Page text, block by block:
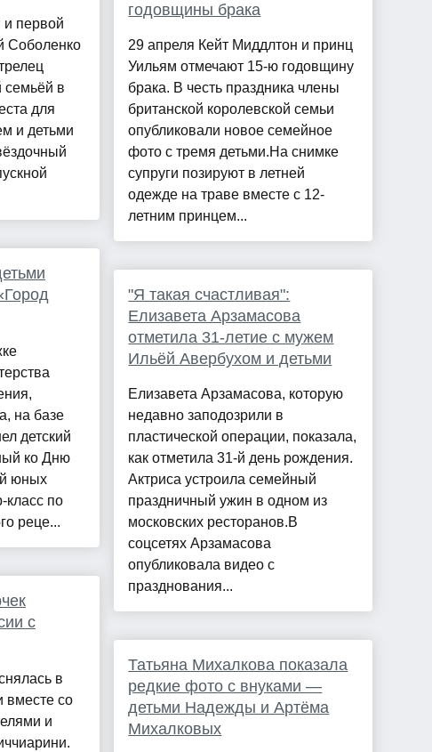
и первой
Соболенко
семьёй в
для
и детьми
на базе
детский
ко Дню
юных
класс по
реце...
с
в
вместе со
и
годовщины брака
29 апреля Кейт Миддлтон и принц
Уильям отмечают 15-ю годовщину
брака. В честь праздника члены
британской королевской семьи
опубликовали новое семейное
фото с тремя детьми.На снимке
супруги позируют в летней
одежде на траве вместе с 12-
летним принцем...
"Я такая счастливая":
Елизавета Арзамасова
отметила 31-летие с мужем
Ильёй Авербухом и детьми
Елизавета Арзамасова, которую
недавно заподозрили в
пластической операции, показала,
как отметила 31-й день рождения.
Актриса устроила семейный
праздничный ужин в одном из
московских ресторанов.В
соцсетях Арзамасова
опубликовала видео с
празднования...
Татьяна Михалкова показала
редкие фото с внуками —
детьми Надежды и Артёма
Михалковых